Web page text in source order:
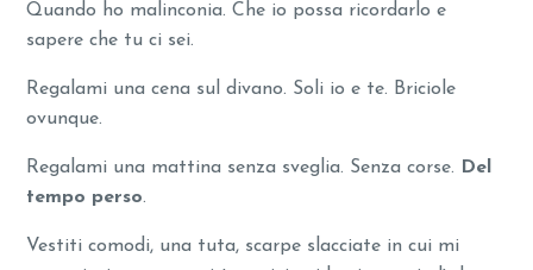
Quando ho malinconia. Che io possa ricordarlo e
sapere che tu ci sei.
Regalami una cena sul divano. Soli io e te. Briciole
ovunque.
Regalami una mattina senza sveglia. Senza corse.
Del
tempo perso.
Vestiti comodi, una tuta, scarpe slacciate in cui mi